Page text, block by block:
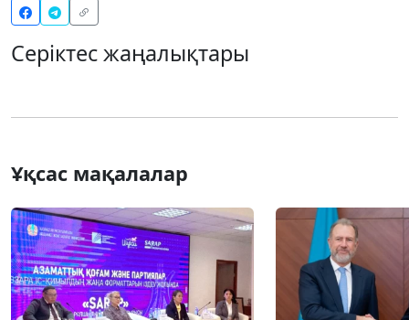
Серіктес жаңалықтары
Ұқсас мақалалар